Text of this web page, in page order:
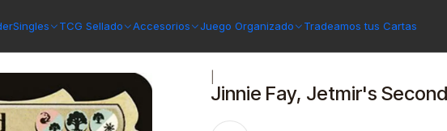
Singles TCG Sellado Accesorios Juego Organizado Tradeamos tus Cartas
Jinnie Fay, Jetmir's Second | Inglés | EX | SNC
Jinnie Fay, Jetmir's